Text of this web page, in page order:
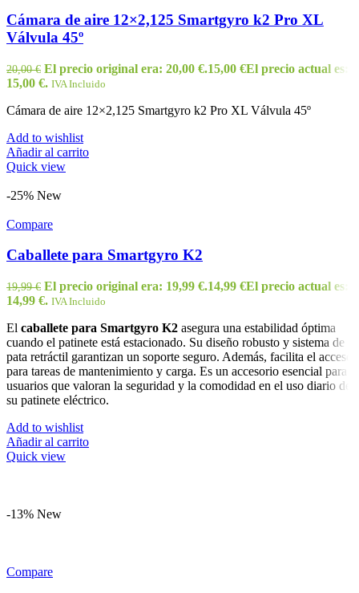
Cámara de aire 12×2,125 Smartgyro k2 Pro XL
Válvula 45º
20,00€ El precio original era: 20,00 €.15,00 €El precio actual es:
15,00 €. IVA Incluido
Cámara de aire 12×2,125 Smartgyro k2 Pro XL Válvula 45º
Add to wishlist
Añadir al carrito
Quick view
-25% New
Compare
Caballete para Smartgyro K2
19,99€ El precio original era: 19,99 €.14,99 €El precio actual es:
14,99 €. IVA Incluido
El caballete para Smartgyro K2 asegura una estabilidad óptima
cuando el patinete está estacionado. Su diseño robusto y sistema de
pata retráctil garantizan un soporte seguro. Además, facilita el acceso
para tareas de mantenimiento y carga. Es un accesorio esencial para
usuarios que valoran la seguridad y la comodidad en el uso diario de
su patinete eléctrico.
Add to wishlist
Añadir al carrito
Quick view
-13% New
Compare